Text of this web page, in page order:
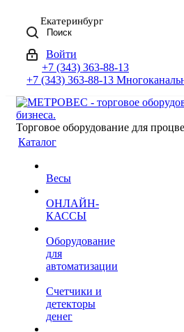
Екатеринбург
Поиск
Войти
+7 (343) 363-88-13
+7 (343) 363-88-13
Торговое оборудование для
Каталог
Весы
ОНЛАЙН-
КАССЫ
Оборудование
для
автоматизации
Счетчики и
детекторы
денег